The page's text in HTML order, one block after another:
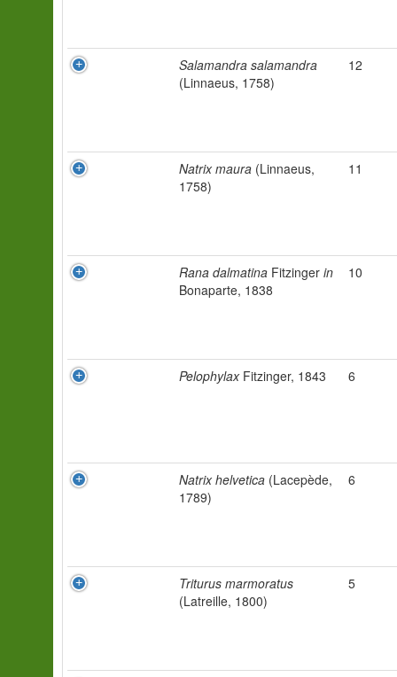
Salamandra salamandra
(Linnaeus, 1758)
12
Natrix maura (Linnaeus,
1758)
11
Rana dalmatina Fitzinger in
Bonaparte, 1838
10
PelophylaxFitzinger, 1843 6
Natrix helvetica (Lacepède,
1789)
6
Triturus marmoratus
(Latreille, 1800)
5